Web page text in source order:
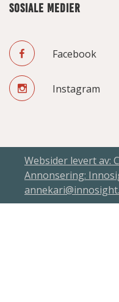
SOSIALE MEDIER
Facebook
Instagram
Websider levert av:
Annonsering: